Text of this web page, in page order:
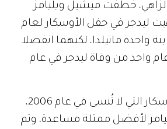
خطفت ميشيل ويليامز
ليدجر في حفل الأوسكار لعام
ابنة واحدة ماتيلدا، لكنهما انفصلا
قبل عام واحد من وفاة ليدجر في عام
وجاءت لحظة الأوسكار التي لا تُنسى في عام 2006،
لأفضل ممثلة مساعدة، وتم